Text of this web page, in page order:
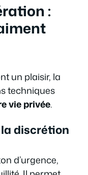
:
un plaisir, la
techniques
vie privée.
discrétion
d’urgence,